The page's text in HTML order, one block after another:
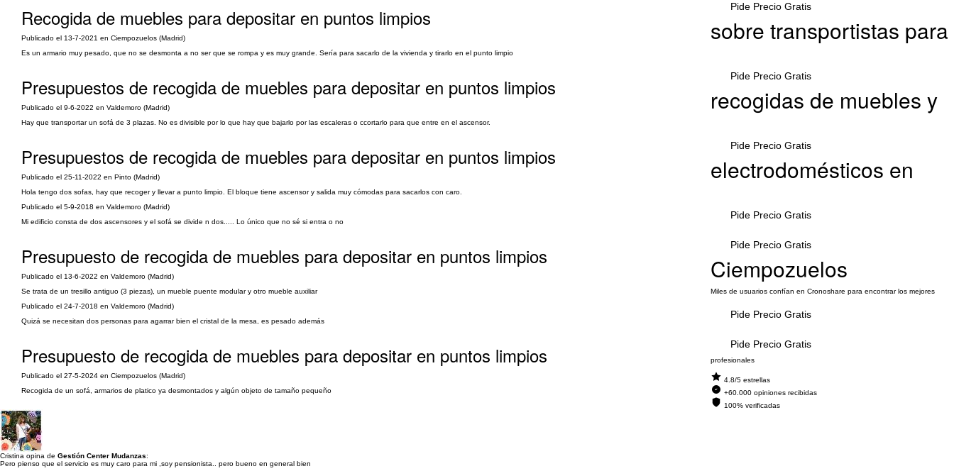
Recogida de muebles para depositar en puntos limpios
Publicado el 13-7-2021 en Ciempozuelos (Madrid)
Es un armario muy pesado, que no se desmonta a no ser que se rompa y es muy grande. Sería para sacarlo de la vivienda y tirarlo en el punto limpio
Pide Precio Gratis
Presupuestos de recogida de muebles para depositar en puntos limpios
Publicado el 9-6-2022 en Valdemoro (Madrid)
Hay que transportar un sofá de 3 plazas. No es divisible por lo que hay que bajarlo por las escaleras o ccortarlo para que entre en el ascensor.
Pide Precio Gratis
Presupuestos de recogida de muebles para depositar en puntos limpios
Publicado el 25-11-2022 en Pinto (Madrid)
Hola tengo dos sofas, hay que recoger y llevar a punto limpio. El bloque tiene ascensor y salida muy cómodas para sacarlos con caro.
Pide Precio Gratis
Publicado el 5-9-2018 en Valdemoro (Madrid)
Mi edificio consta de dos ascensores y el sofá se divide n dos..... Lo único que no sé si entra o no
Pide Precio Gratis
Presupuesto de recogida de muebles para depositar en puntos limpios
Publicado el 13-6-2022 en Valdemoro (Madrid)
Se trata de un tresillo antiguo (3 piezas), un mueble puente modular y otro mueble auxiliar
Pide Precio Gratis
Publicado el 24-7-2018 en Valdemoro (Madrid)
Quizá se necesitan dos personas para agarrar bien el cristal de la mesa, es pesado además
Pide Precio Gratis
Presupuesto de recogida de muebles para depositar en puntos limpios
Publicado el 27-5-2024 en Ciempozuelos (Madrid)
Recogida de un sofá, armarios de platico ya desmontados y algún objeto de tamaño pequeño
Pide Precio Gratis
sobre transportistas para
recogidas de muebles y
electrodomésticos en
Ciempozuelos
Miles de usuarios confían en Cronoshare para encontrar los mejores
profesionales
4.8/5 estrellas
+60.000 opiniones recibidas
100% verificadas
Cristina opina de Gestión Center Mudanzas:
Pero pienso que el servicio es muy caro para mi ,soy pensionista.. pero bueno en general bien